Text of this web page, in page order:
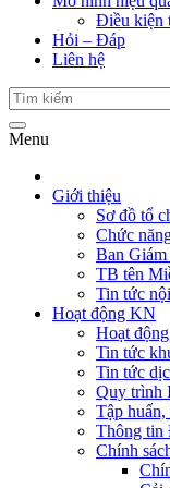
Điều kiện
Hỏi – Đáp
Liên hệ
Menu
Giới thiệu
Sơ đồ tổ
Chức
Ban
TB tên
Tin tức
Hoạt động KN
Hoạt
Tin tức
Tin tức
Quy trình
Tập huấn,
Thông tin
Chính